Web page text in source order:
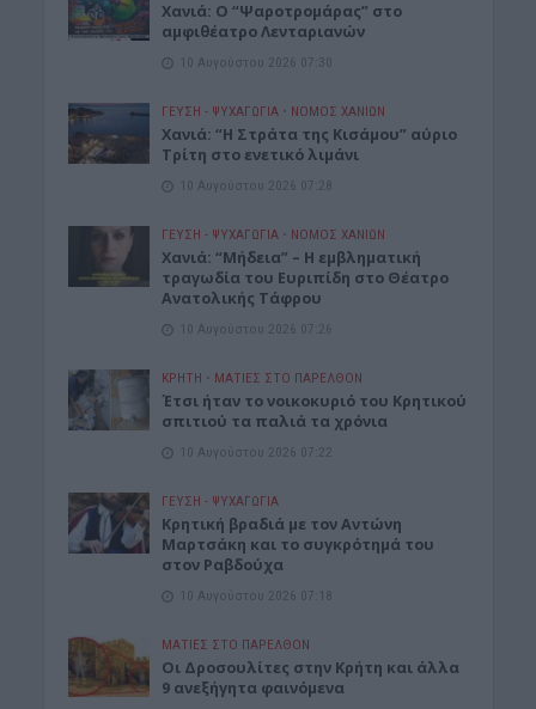
Xανιά: Ο “Ψαροτρομάρας” στο
αμφιθέατρο Λενταριανών
10 Αυγούστου 2026 07:30
ΓΕΎΣΗ - ΨΥΧΑΓΩΓΊΑ • ΝΟΜΌΣ ΧΑΝΊΩΝ
Χανιά: “Η Στράτα της Κισάμου” αύριο
Τρίτη στο ενετικό λιμάνι
10 Αυγούστου 2026 07:28
ΓΕΎΣΗ - ΨΥΧΑΓΩΓΊΑ • ΝΟΜΌΣ ΧΑΝΊΩΝ
Χανιά: “Μήδεια” – Η εμβληματική
τραγωδία του Ευριπίδη στο Θέατρο
Ανατολικής Τάφρου
10 Αυγούστου 2026 07:26
ΚΡΗΤΗ • ΜΑΤΙΕΣ ΣΤΟ ΠΑΡΕΛΘΟΝ
Έτσι ήταν το νοικοκυριό του Κρητικού
σπιτιού τα παλιά τα χρόνια
10 Αυγούστου 2026 07:22
ΓΕΎΣΗ - ΨΥΧΑΓΩΓΊΑ
Kρητική βραδιά με τον Αντώνη
Μαρτσάκη και το συγκρότημά του
στον Ραβδούχα
10 Αυγούστου 2026 07:18
ΜΑΤΙΕΣ ΣΤΟ ΠΑΡΕΛΘΟΝ
Οι Δροσουλίτες στην Κρήτη και άλλα
9 ανεξήγητα φαινόμενα